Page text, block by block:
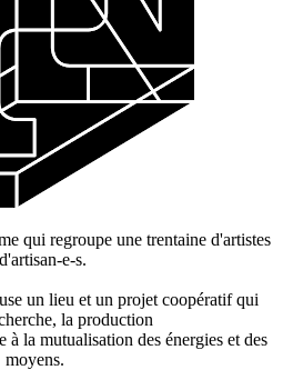
qui regroupe une trentaine d'artistes
e-s.
un lieu et un projet coopératif qui
la production
la mutualisation des énergies et des
moyens.